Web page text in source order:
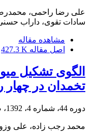
علی رضا راحمی،
سادات تقوی، داراب
مشاهده مقاله
اصل مقاله 427.3 K
الگوی تشکیل
تخمدان در چهار
دوره 44، شماره 4، 1392، صفحه
محمد رجب زاده، علی